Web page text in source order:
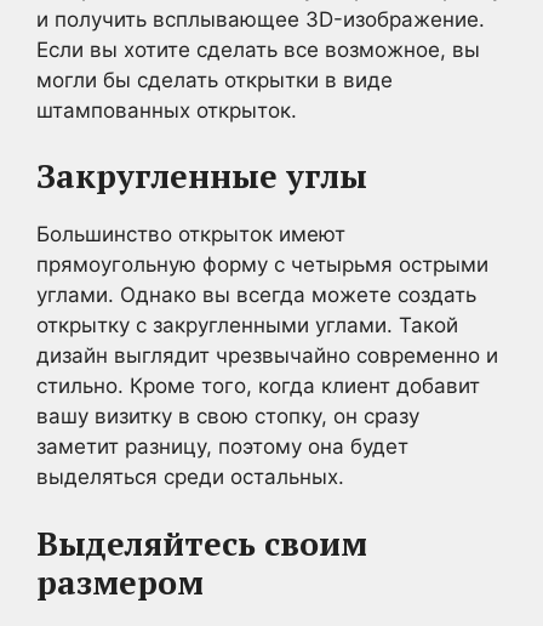
и получить всплывающее 3D-изображение.
Если вы хотите сделать все возможное, вы
могли бы сделать открытки в виде
штампованных открыток.
Закругленные углы
Большинство открыток имеют
прямоугольную форму с четырьмя острыми
углами. Однако вы всегда можете создать
открытку с закругленными углами. Такой
дизайн выглядит чрезвычайно современно и
стильно. Кроме того, когда клиент добавит
вашу визитку в свою стопку, он сразу
заметит разницу, поэтому она будет
выделяться среди остальных.
Выделяйтесь своим
размером